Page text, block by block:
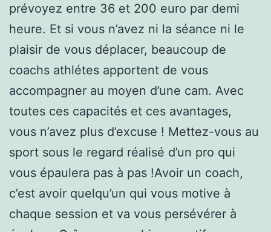
prévoyez entre 36 et 200 euro par demi
heure. Et si vous n’avez ni la séance ni le
plaisir de vous déplacer, beaucoup de
coachs athlétes apportent de vous
accompagner au moyen d’une cam. Avec
toutes ces capacités et ces avantages,
vous n’avez plus d’excuse ! Mettez-vous au
sport sous le regard réalisé d’un pro qui
vous épaulera pas à pas !Avoir un coach,
c’est avoir quelqu’un qui vous motive à
chaque session et va vous persévérer à